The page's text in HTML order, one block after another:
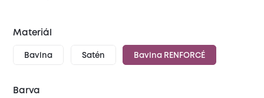
Materiál
Bavlna Satén Bavlna RENFORCÉ
Barva